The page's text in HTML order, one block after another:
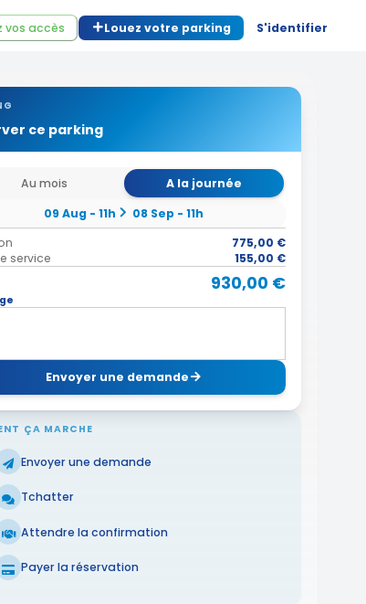
vos accès Louez votre parking S'identifier
ce parking
Au mois
A la journée
09 Aug - 11h
08 Sep - 11h
775,00 €
service
155,00 €
930,00 €
Envoyer une demande
ÇA MARCHE
Envoyer une demande
Tchatter
Attendre la confirmation
Payer la réservation